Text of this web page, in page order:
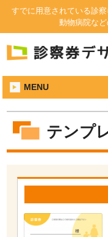
すでに用意されている診
動物病院な
MENU
テンプ